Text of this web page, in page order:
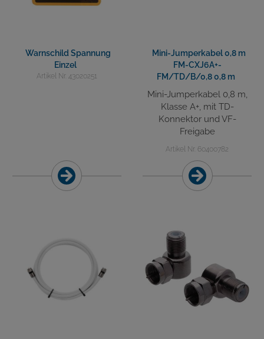
Warnschild Spannung
Einzel
Artikel Nr. 43020251
Mini-Jumperkabel 0,8 m
FM-CXJ6A+-
FM/TD/B/0,8 0,8 m
Mini-Jumperkabel 0,8 m,
Klasse A+, mit TD-
Konnektor und VF-
Freigabe
Artikel Nr. 60400782